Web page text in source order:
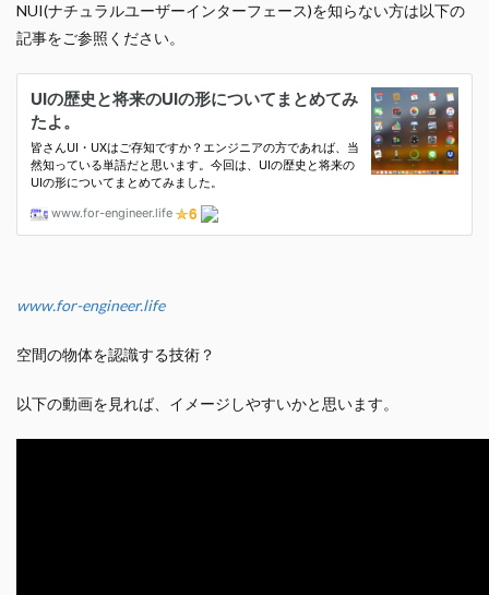
NUI(ナチュラルユーザーインターフェース)を知らない方は以下の
記事をご参照ください。
www.for-engineer.life
空間の物体を認識する技術？
以下の動画を見れば、イメージしやすいかと思います。